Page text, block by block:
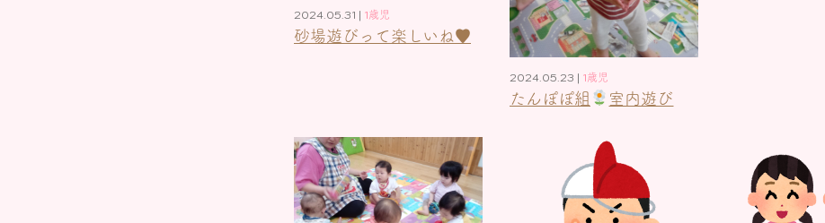
2024.05.31 | 1歳児
砂場遊びって楽しいね♥
2024.05.23 | 1歳児
たんぽぽ組 室内遊び